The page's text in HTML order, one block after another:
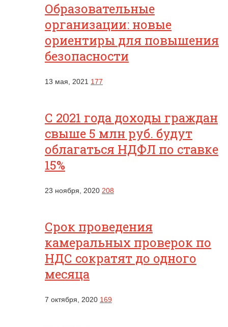
Образовательные
организации: новые
ориентиры для повышения
безопасности
13 мая, 2021 177
С 2021 года доходы граждан
свыше 5 млн руб. будут
облагаться НДФЛ по ставке
15%
23 ноября, 2020 208
Срок проведения
камеральных проверок по
НДС сократят до одного
месяца
7 октября, 2020 169